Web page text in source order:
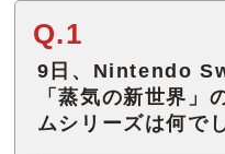
Q.1
9日、Nintendo
「蒸気の新世界」
ムシリーズは何で